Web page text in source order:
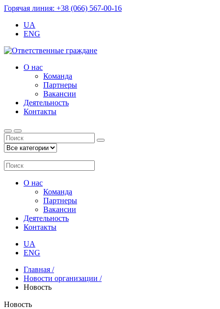
Горячая линия: +38 (066) 567-00-16
UA
ENG
О нас
Команда
Партнеры
Вакансии
Деятельность
Контакты
О нас
Команда
Партнеры
Вакансии
Деятельность
Контакты
UA
ENG
Главная /
Новости организации /
Новость
Новость